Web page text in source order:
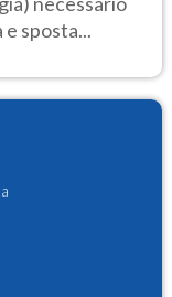
sposta...